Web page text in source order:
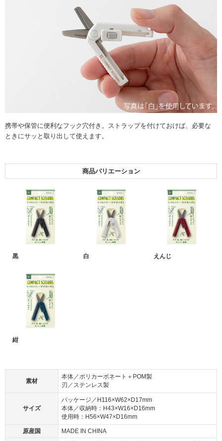
携帯や保管に便利なフック穴付き。ストラップを付けておけば、必要な
ときにサッと取り出して使えます。
商品バリエーション
黒 白 えんじ
紺
素材
本体／ポリカーボネート＋POM製
刃／ステンレス製
サイズ
パッケージ／H116×W62×D17mm
本体／収納時：H43×W16×D16mm
使用時：H56×W47×D16mm
原産国 MADE IN CHINA